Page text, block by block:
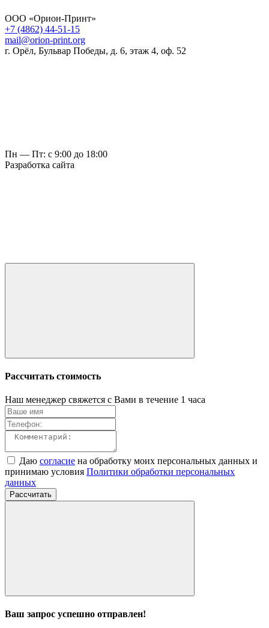
ООО «Орион-Принт»
+7 (4862) 44-51-15
mail@orion-print.org
г. Орёл, Бульвар Победы, д. 6, этаж 4, оф. 52
Пн — Пт: с 9:00 до 18:00
Разработка сайта
Рассчитать стоимость
Наш менеджер свяжется с Вами в течение 1 часа
Даю согласие на обработку моих персональных данных и
принимаю условия Политики обработки персональных
данных
Рассчитать
Ваш запрос успешно отправлен!